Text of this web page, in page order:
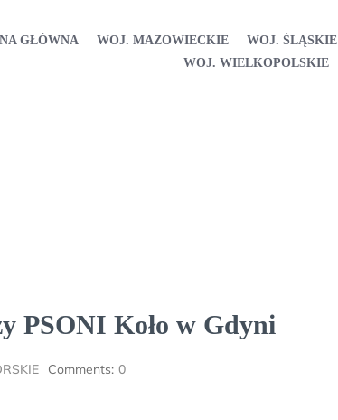
GŁÓWNA WOJ. MAZOWIECKIE WOJ. ŚLĄSKIE
WOJ. WIELKOPOLSKIE
PSONI Koło w Gdyni
Comments: 0